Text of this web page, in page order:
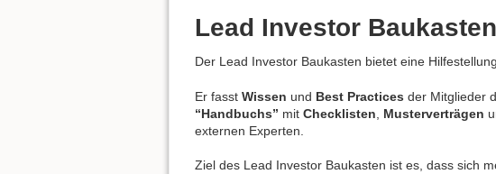
Lead Investor Baukasten
Der Lead Investor Baukasten bietet eine
Er fasst Wissen und Best Practices der Mitglieder
“Handbuchs” mit Checklisten Musterverträgen
externen Experten.
Ziel des Lead Investor Baukasten ist es, dass sich